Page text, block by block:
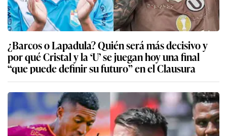
¿Barcos o Lapadula? Quién será más decisivo y
por qué Cristal y la ‘U’ se juegan hoy una final
“que puede definir su futuro” en el Clausura